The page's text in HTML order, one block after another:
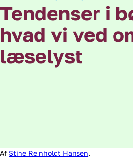
Tendenser i
hvad vi ved
læselyst
Af Stine Reinholdt Hansen,